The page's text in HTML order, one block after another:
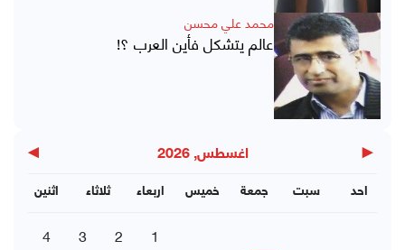
محمد علي محسن
عالم يتشكل فأين العرب ؟!
◀ اغسطس, 2026 ▶
اثنين ثلاثاء اربعاء خميس جمعة سبت احد
1
2
3
4